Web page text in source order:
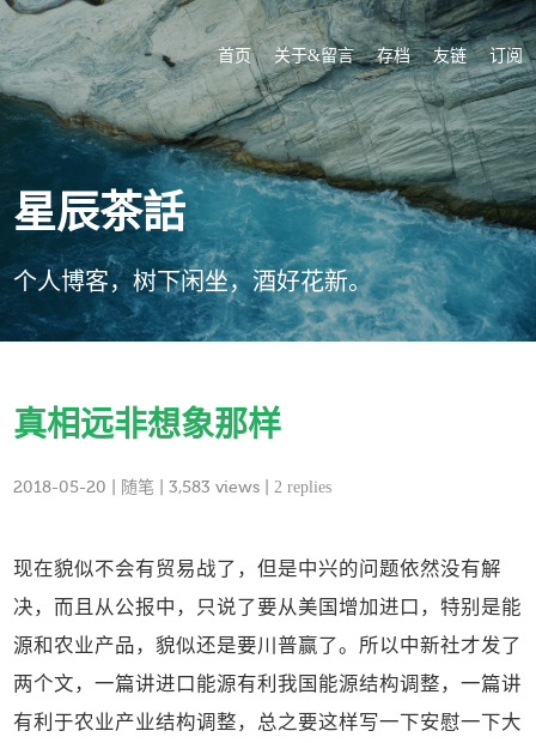
首页 关于&留言 存档 友链 订阅
星辰茶話
个人博客，树下闲坐，酒好花新。
真相远非想象那样
2018-05-20 随笔 | 3,583 views |2 replies
现在貌似不会有贸易战了，但是中兴的问题依然没有解
决，而且从公报中，只说了要从美国增加进口，特别是能
源和农业产品，貌似还是要川普赢了。所以中新社才发了
两个文，一篇讲进口能源有利我国能源结构调整，一篇讲
有利于农业产业结构调整，总之要这样写一下安慰一下大